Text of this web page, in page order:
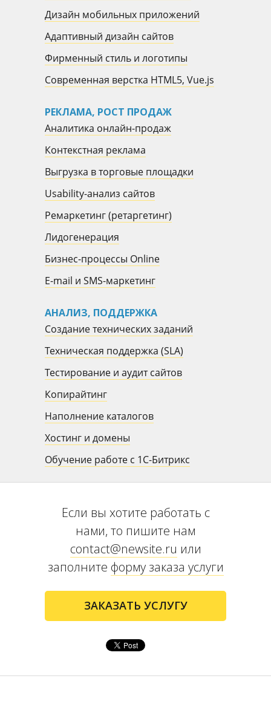
Дизайн мобильных приложений
Адаптивный дизайн сайтов
Фирменный стиль и логотипы
Современная верстка HTML5, Vue.js
РЕКЛАМА, РОСТ ПРОДАЖ
Аналитика онлайн-продаж
Контекстная реклама
Выгрузка в торговые площадки
Usability-анализ сайтов
Ремаркетинг (ретаргетинг)
Лидогенерация
Бизнес-процессы Online
E-mail и SMS-маркетинг
АНАЛИЗ, ПОДДЕРЖКА
Создание технических заданий
Техническая поддержка (SLA)
Тестирование и аудит сайтов
Копирайтинг
Наполнение каталогов
Хостинг и домены
Обучение работе с 1С-Битрикс
Если вы хотите работать с
нами, то пишите нам
contact@newsite.ru или
заполните форму заказа услуги
ЗАКАЗАТЬ УСЛУГУ